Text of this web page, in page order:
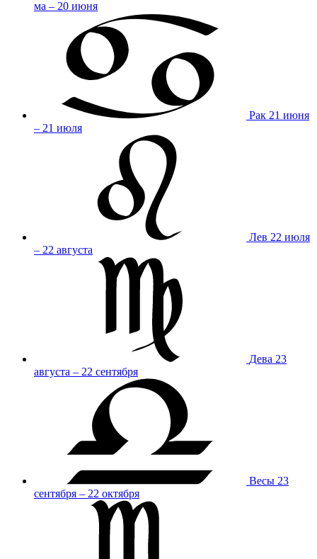
ма – 20 июня
Рак 21 июня
– 21 июля
Лев 22 июля
– 22 августа
Дева 23
августа – 22 сентября
Весы 23
сентября – 22 октября